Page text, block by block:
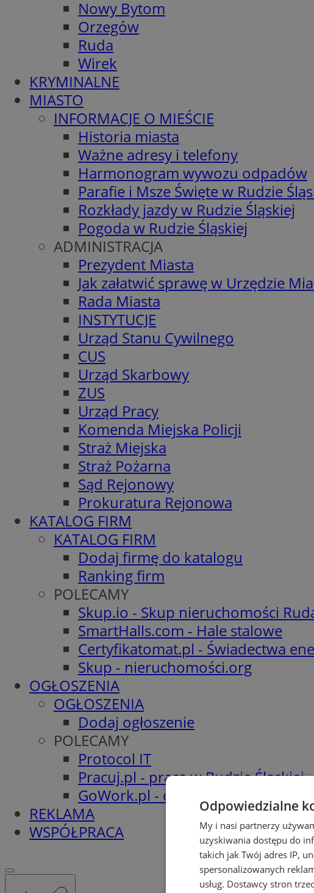
Nowy Bytom
Orzegów
Ruda
Wirek
KRYMINALNE
MIASTO
INFORMACJE O MIEŚCIE
Historia miasta
Ważne adresy i telefony
Harmonogram wywozu odpadów
Parafie i Msze Święte w Rudzie
Rozkłady jazdy w Rudzie Śląskiej
Pogoda w Rudzie Śląskiej
ADMINISTRACJA
Prezydent Miasta
Jak załatwić sprawę w Urzędzie
Rada Miasta
INSTYTUCJE
Urząd Stanu Cywilnego
CUS
Urząd Skarbowy
ZUS
Urząd Pracy
Komenda Miejska Policji
Straż Miejska
Straż Pożarna
Sąd Rejonowy
Prokuratura Rejonowa
KATALOG FIRM
KATALOG FIRM
Dodaj firmę do katalogu
Ranking firm
POLECAMY
Skup.io - Skup nieruchomości
SmartHalls.com - Hale stalowe
Certyfikatomat.pl - Świadectwa
Skup - nieruchomości.org
OGŁOSZENIA
OGŁOSZENIA
Dodaj ogłoszenie
POLECAMY
Protocol IT
Pracuj.pl - praca w Rudzie Śląskiej
GoWork.pl - oferty pracy
REKLAMA
WSPÓŁPRACA
Odpowiedzialne
My i nasi partnerzy
uzyskiwania dostępu do
takich jak Twój adres IP,
spersonalizowanych
usług. Dostawcy stron